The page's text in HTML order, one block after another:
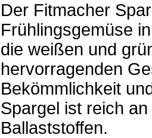
Der Fitmacher
Frühlingsgemüse
die weißen und
hervorragenden
Bekömmlichkeit
Spargel ist reich
Ballaststoffen.